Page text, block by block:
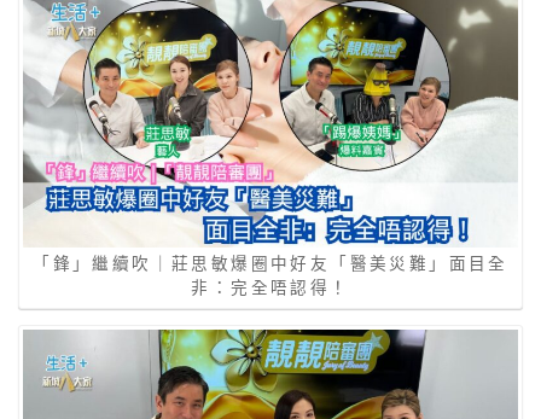
「鋒」繼續吹｜莊思敏爆圈中好友「醫美災難」面目全
非：完全唔認得！